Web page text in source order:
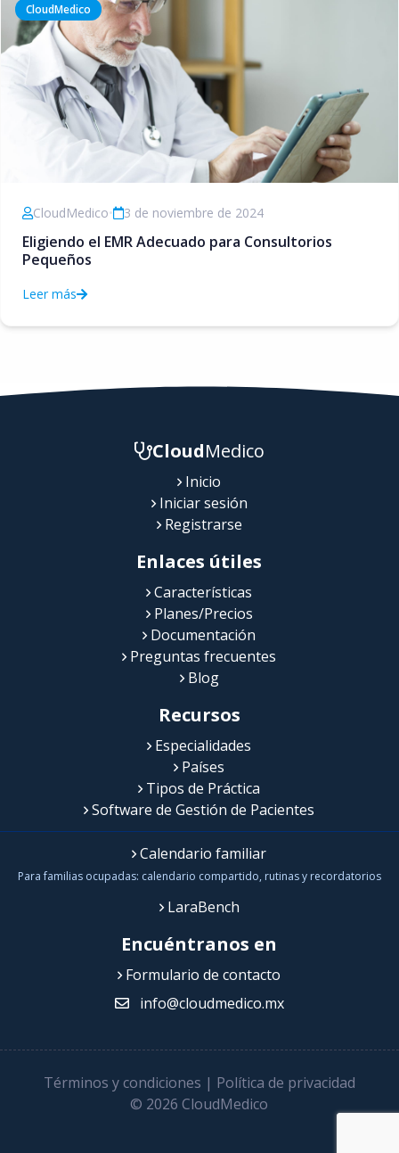
CloudMedico
CloudMedico• 3 de noviembre de 2024
Eligiendo el EMR Adecuado para Consultorios
Pequeños
Leer más
CloudMedico
Inicio
Iniciar sesión
Registrarse
Enlaces útiles
Características
Planes/Precios
Documentación
Preguntas frecuentes
Blog
Recursos
Especialidades
Países
Tipos de Práctica
Software de Gestión de Pacientes
Calendario familiar
Para familias ocupadas: calendario compartido, rutinas y recordatorios
LaraBench
Encuéntranos en
Formulario de contacto
info@cloudmedico.mx
Términos y condiciones | Política de privacidad
© 2026 CloudMedico